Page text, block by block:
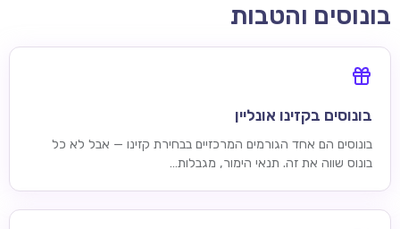
בונוסים והטבות
בונוסים בקזינו אונליין
בונוסים הם אחד הגורמים המרכזיים בבחירת קזינו — אבל לא כל
בונוס שווה את זה. תנאי הימור, מגבלות…